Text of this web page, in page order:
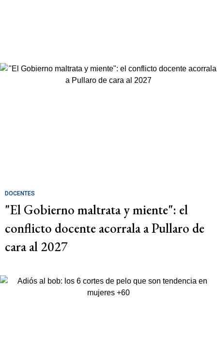
DOCENTES
"El Gobierno maltrata y miente": el
conflicto docente acorrala a Pullaro de
cara al 2027